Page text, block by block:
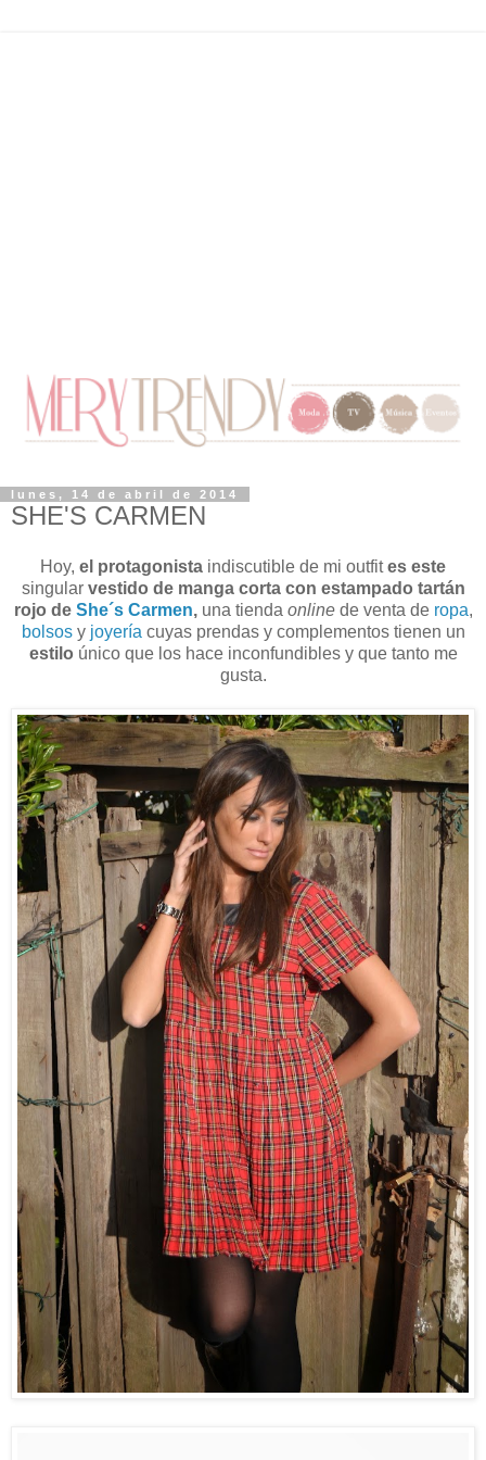
lunes, 14 de abril de 2014
SHE'S CARMEN
Hoy, el protagonista indiscutible de mi outfites este
singular vestido de manga corta con estampado tartán
rojo de She´s Carmen,una tienda onlinede venta de ropa,
bolsosy joyería cuyas prendas y complementos tienen un
estilo único que los hace inconfundibles y que tanto me
gusta.